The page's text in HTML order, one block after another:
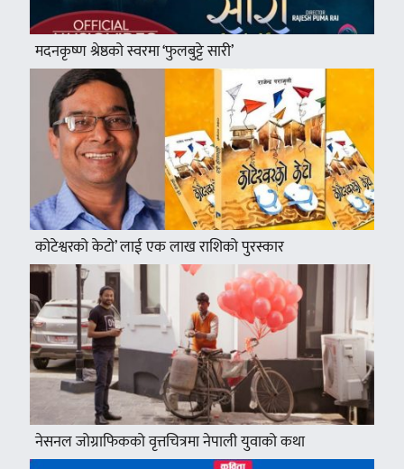
मदनकृष्ण श्रेष्ठको स्वरमा ‘फुलबुट्टे सारी’
कोटेश्वरको केटो’ लाई एक लाख राशिको पुरस्कार
नेसनल जोग्राफिकको वृत्तचित्रमा नेपाली युवाको कथा